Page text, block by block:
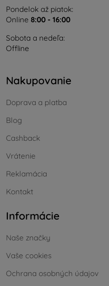
Pondelok až piatok:
Online 8:00 - 16:00
Sobota a nedeľa:
Offline
Nakupovanie
Doprava a platba
Blog
Cashback
Vrátenie
Reklamácia
Kontakt
Informácie
Naše značky
Vaše cookies
Ochrana osobných údajov